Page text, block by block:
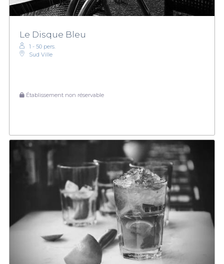
Le Disque Bleu
1 - 50 pers.
Sud Ville
Établissement non réservable